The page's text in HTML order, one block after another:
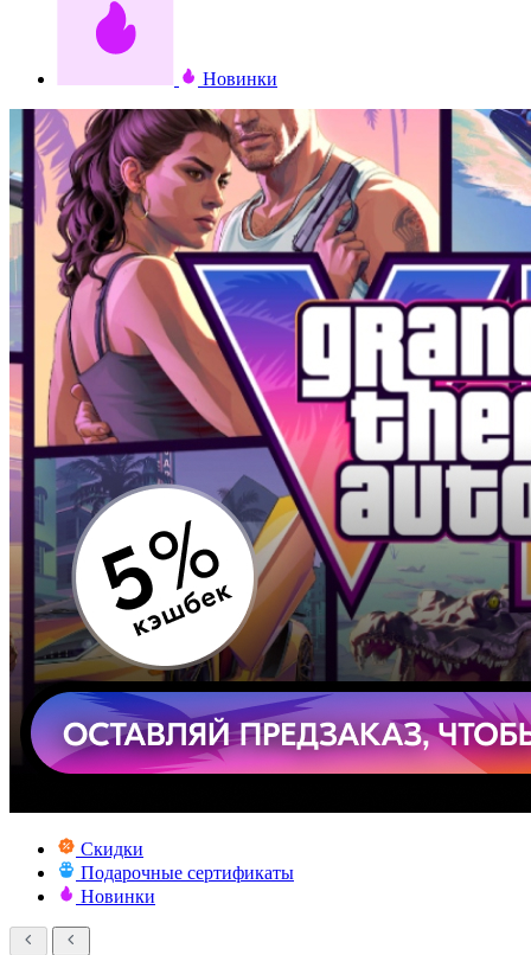
Новинки
Скидки
Подарочные сертификаты
Новинки